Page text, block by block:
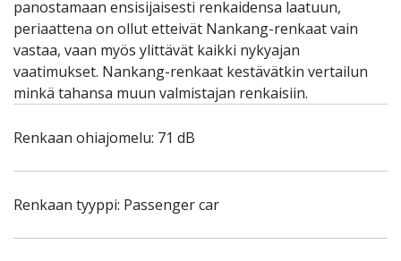
panostamaan ensisijaisesti renkaidensa laatuun,
periaattena on ollut etteivät Nankang-renkaat vain
vastaa, vaan myös ylittävät kaikki nykyajan
vaatimukset. Nankang-renkaat kestävätkin vertailun
minkä tahansa muun valmistajan renkaisiin.
Renkaan ohiajomelu: 71 dB
Renkaan tyyppi: Passenger car